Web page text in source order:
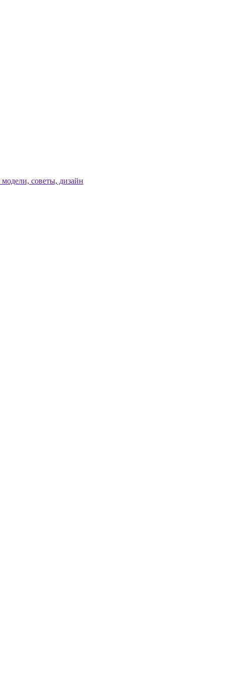
советы, дизайн